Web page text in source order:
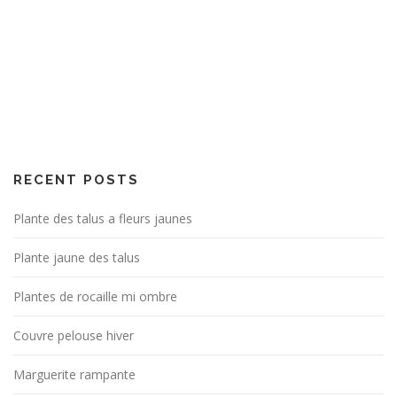
RECENT POSTS
Plante des talus a fleurs jaunes
Plante jaune des talus
Plantes de rocaille mi ombre
Couvre pelouse hiver
Marguerite rampante